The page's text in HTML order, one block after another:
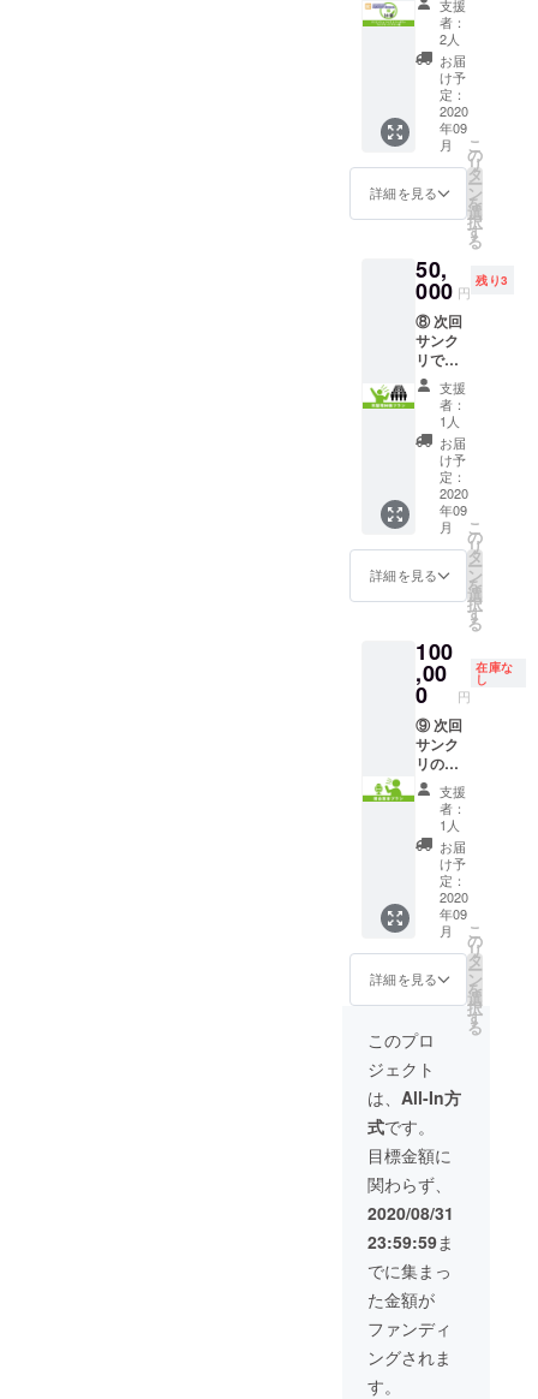
ンダ
ム・同
一絵柄
無し ◆
御礼＋
限定レ
ポート
メール
※サンク
Autumn
で名前
される
方は
「備考
欄」に
掲示す
るお名
前をご
記入く
ださい
閉じる
＜缶
バッチ
詳細＞
（38種
かず(れ
ぷん公
みべる
(BELL'
S
BRAND
) 葵 竜
野介/す
ぎたに
こうじ
((C)茶々
組/初心
の会) 大
槻弘子
(す茶ら
か本舗)
高雄右
京(ママ
ゆき(い
もむや
上茜(A･
M･R)
しっと
(モエモ
エカ
フェ) み
けおう
(PINK
CHUCH
U)
Mitha(In
dicolite)
奈月こ
こ(ココ
ナッツ
ブレス)
しろ
(White
レポー
トメー
ル ※サ
ンクリ
2020
Autumn
で名前
の掲示
される
方は
掲示す
るお名
前をご
記入く
ださい
します
のでご
了承く
ださい
※メール
でお送
りしま
ターン
内容】
Entry W
◆御礼
＋限定
トメー
ル ※サ
ンクリ
2020
Autumn
で名前
の掲示
を希望
される
方は
「備考
欄」に
るお名
前をご
トリー3
本、そ
して3月
中止で
レアア
イテム
となっ
たス
クール
カレン
使った
タペス
トリー
12本、
計15本
セット
にして
お送り
しま
す。 作
家さ
ん・
サーク
ル名は
リター
ンの
ページ
ざっと
計算し
ても3畳
分以
上、部
屋でタ
ペスト
リーに
囲まれ
て暮ら
せま
す。
Stay
Home
を楽し
むため
のマス
トプラ
◆2020
リエイ
ション
が作成
する全
てのMV
タペス
ト
リー・
ンタペ
スト
リー ※
希望さ
れる方
は「備
考欄」
リの歴
史はア
ナタの
手の中
に！
「クリ
エイ
ション
ヒスト
リーガ
チャ コ
ンプ
プラン
極」 ①
に加え
て、
2020Su
mmer
当日に
大好評
だった
「クリ
エイ
ション
ヒスト
リーガ
チャ」
サンク
リ賞・
ラスト
缶バッ
チをコ
ンプ
リー
ト！さ
らに
2020Au
tumnの
イラス
トが追
加され
て全38
種類が
手に入
れられ
る究極
のプラ
【リ
ターン
内容】
◆クリ
エイ
ション
ヒスト
リーガ
チャ 缶
バッチ
38個
（全種
類） ◆
御礼＋
限定レ
ポート
メール
※サンク
支援
者：
2人
お届
け予
定：
2020
年09
月
詳細を見る
こ
の
リ
タ
ー
ン
を
選
択
す
る
50,
000 円
残り3
⑧ 次回
サンク
リで、
一般入
場列の
先頭を
一緒に
誘導し
ましょ
う！
「列整
理体験
プラ
ン」
③④に
加え
27日開
催予定
のサン
シャイ
ンクリ
エイ
ション
2020
Autumn
で、ス
タッフ
と一緒
に一般
入場列
先頭の
誘導を
手伝っ
て頂
き、そ
のまま
入場で
きま
す。 入
場後は
一般参
加者と
して、
サンク
リをお
楽しみ
下さ
い。
ぶっ
ちゃ
け、早
く入場
できま
す 。(そ
支援
者：
1人
お届
け予
定：
2020
年09
月
詳細を見る
こ
の
リ
タ
ー
ン
を
選
択
す
る
100
,00
0 円
在庫な
し
⑨ 次回
サンク
リの締
めをお
任せし
ます。
気分は
もう代
表!?
「閉会
宣言プ
ラン」
③④に
加え
て、9月
27日開
催予定
のサン
シャイ
ンクリ
エイ
ション
2020
Autumn
の閉会
宣言を
して頂
きま
す。代
表から
ご紹介
します
ので、
閉会宣
支援
者：
1人
お届
け予
定：
2020
年09
月
詳細を見る
こ
の
リ
タ
ー
ン
を
選
択
す
る
このプロ
ジェクト
は、 All-In方
式です。
目標金額に
関わらず、
2020/08/31
23:59:59ま
でに集まっ
た金額が
ファンディ
ングされま
す。